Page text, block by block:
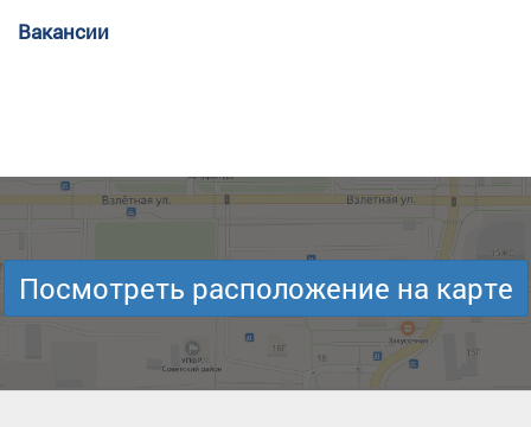
Вакансии
Посмотреть расположение на карте